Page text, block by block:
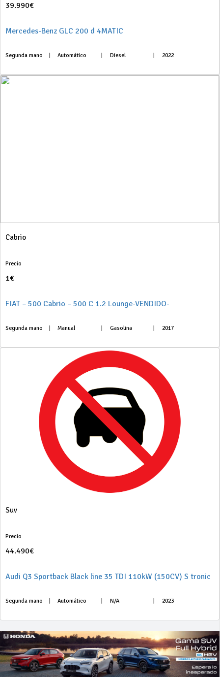
39.990€
Mercedes-Benz GLC 200 d 4MATIC
Segunda mano Automático Diesel 2022
Cabrio
Precio
1€
FIAT – 500 Cabrio – 500 C 1.2 Lounge-VENDIDO-
Segunda mano Manual Gasolina 2017
Suv
Precio
44.490€
Audi Q3 Sportback Black line 35 TDI 110kW (150CV) S tronic
Segunda mano Automático N/A 2023